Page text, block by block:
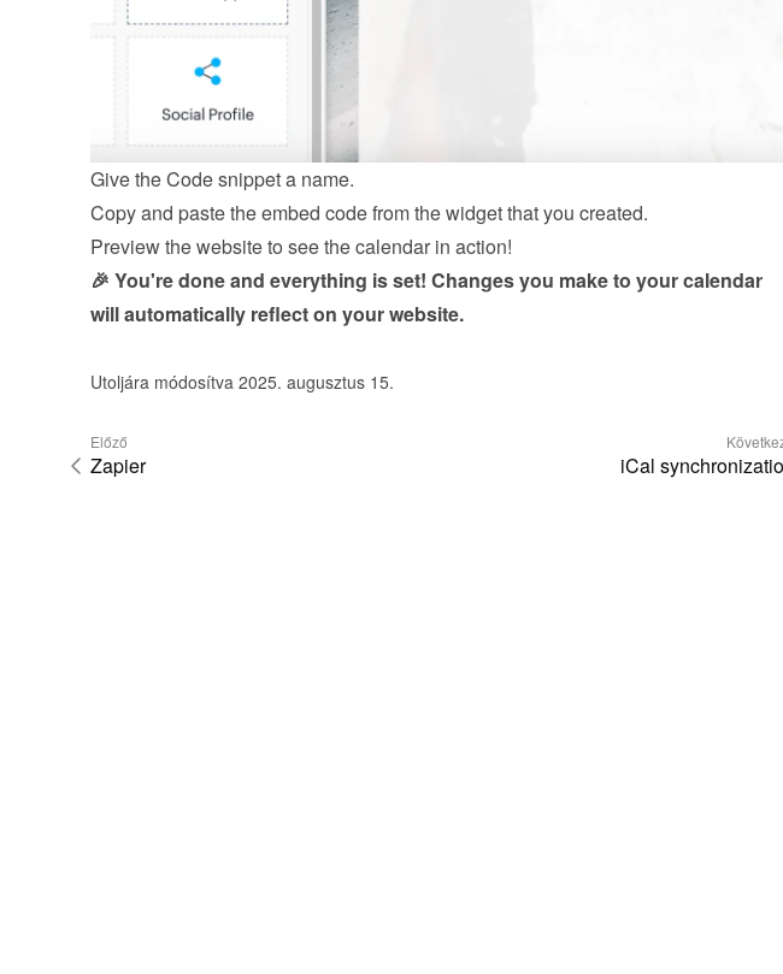
Give the Code snippet a name.
Copy and paste the embed code from the widget that you created.
Preview the website to see the calendar in action!
🎉 You're done and everything is set! Changes you make to your calendar
will automatically reflect on your website.
Utoljára módosítva 2025. augusztus 15.
Előző
Zapier iCal